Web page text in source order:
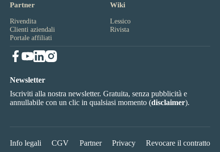
Partner
Rivendita
Clienti aziendali
Portale affiliati
Wiki
Lessico
Rivista
Newsletter
Iscriviti alla nostra newsletter. Gratuita, senza pubblicità e
annullabile con un clic in qualsiasi momento (disclaimer).
Info legali CGV Partner Privacy Revocare il contratto